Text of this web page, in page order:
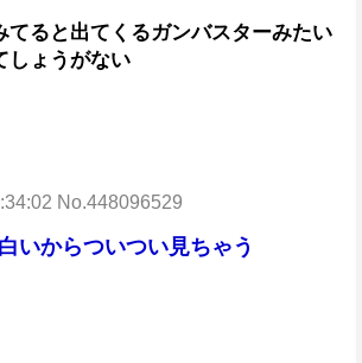
てると出てくるガンバスターみたい
しょうがない
No.448096529
いからついつい見ちゃう